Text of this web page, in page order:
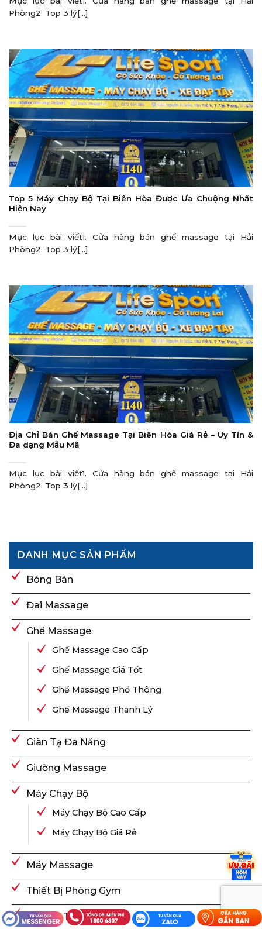
Phòng2. Top 3 lý[...]
Top 5 Máy Chạy Bộ Tại Biên Hòa Được Ưa Chuộng Nhất
Hiện Nay
Mục lục bài viết1. Cửa hàng bán ghế massage tại Hải
Phòng2. Top 3 lý[...]
Địa Chỉ Bán Ghế Massage Tại Biên Hòa Giá Rẻ – Uy Tín &
Đa dạng Mẫu Mã
Mục lục bài viết1. Cửa hàng bán ghế massage tại Hải
Phòng2. Top 3 lý[...]
DANH MỤC SẢN PHẨM
Bóng Bàn
Đai Massage
Ghế Massage
Ghế Massage Cao Cấp
Ghế Massage Giá Tốt
Ghế Massage Phổ Thông
Ghế Massage Thanh Lý
Giàn Tạ Đa Năng
Giường Massage
Máy Chạy Bộ
Máy Chạy Bộ Cao Cấp
Máy Chạy Bộ Giá Rẻ
Máy Massage
Thiết Bị Phòng Gym
Xe Đạp Tập Thể Dục